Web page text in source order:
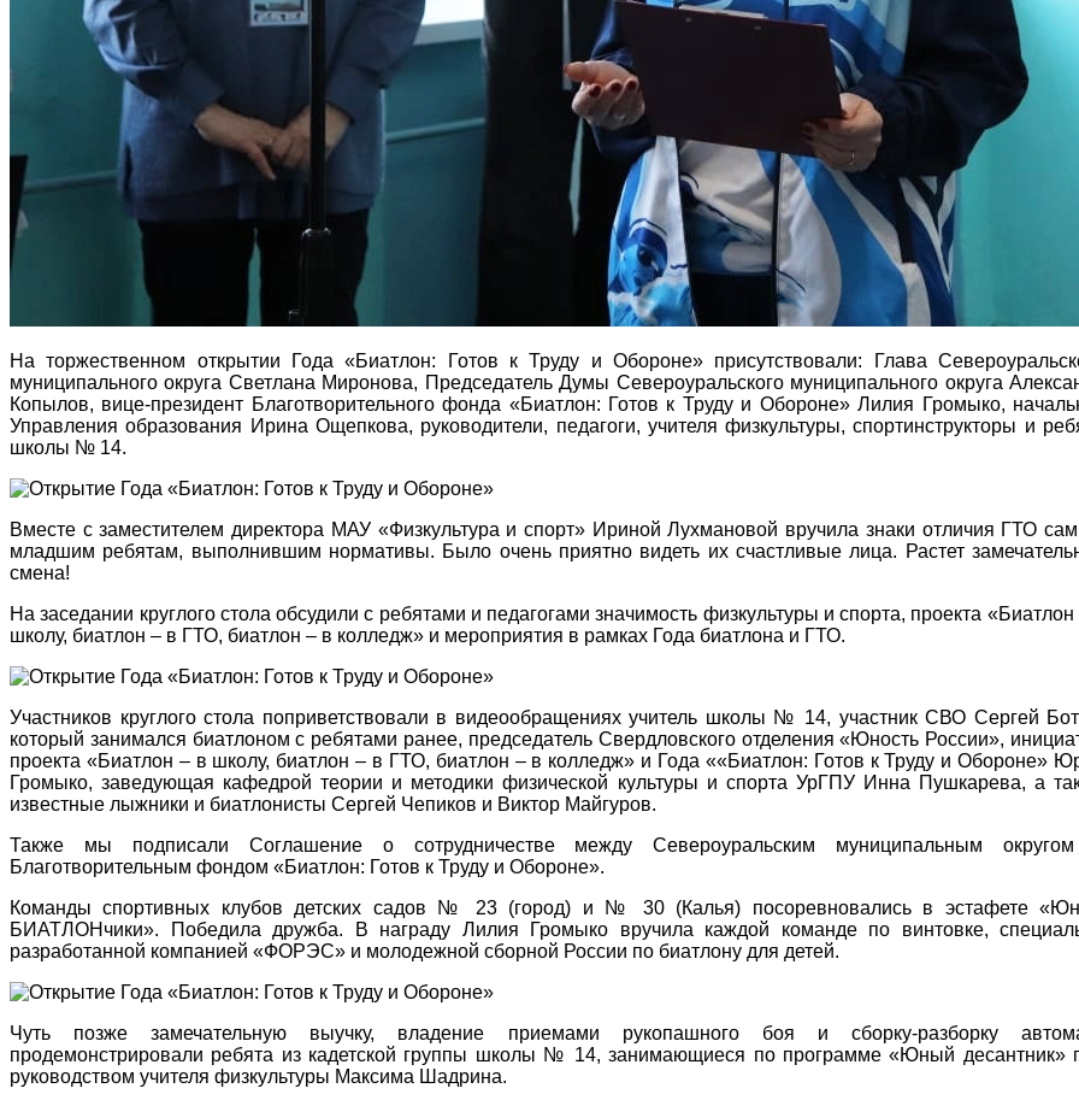
На торжественном открытии Года «Биатлон: Готов к Труду и Обороне» присутствовали: Глава
муниципального округа Светлана Миронова, Председатель Думы Североуральского муниципального округа
Копылов, вице-президент Благотворительного фонда «Биатлон: Готов к Труду и Обороне» Лилия Громыко,
Управления образования Ирина Ощепкова, руководители, педагоги, учителя физкультуры, спортинструкторы и
школы № 14.
Вместе с заместителем директора МАУ «Физкультура и спорт» Ириной Лухмановой вручила знаки отличия ГТО
младшим ребятам, выполнившим нормативы. Было очень приятно видеть их счастливые лица. Растет
смена!
На заседании круглого стола обсудили с ребятами и педагогами значимость физкультуры и спорта, проекта «Биатлон
школу, биатлон – в ГТО, биатлон – в колледж» и мероприятия в рамках Года биатлона и ГТО.
Участников круглого стола поприветствовали в видеообращениях учитель школы № 14, участник СВО Сергей
который занимался биатлоном с ребятами ранее, председатель Свердловского отделения «Юность России»,
проекта «Биатлон – в школу, биатлон – в ГТО, биатлон – в колледж» и Года ««Биатлон: Готов к Труду и Обороне»
Громыко, заведующая кафедрой теории и методики физической культуры и спорта УрГПУ Инна Пушкарева, а
известные лыжники и биатлонисты Сергей Чепиков и Виктор Майгуров.
Также мы подписали Соглашение о сотрудничестве между Североуральским муниципальным
Благотворительным фондом «Биатлон: Готов к Труду и Обороне».
Команды спортивных клубов детских садов № 23 (город) и № 30 (Калья) посоревновались в эстафете
БИАТЛОНчики». Победила дружба. В награду Лилия Громыко вручила каждой команде по винтовке,
разработанной компанией «ФОРЭС» и молодежной сборной России по биатлону для детей.
Чуть позже замечательную выучку, владение приемами рукопашного боя и сборку-разборку
продемонстрировали ребята из кадетской группы школы № 14, занимающиеся по программе «Юный десантник»
руководством учителя физкультуры Максима Шадрина.